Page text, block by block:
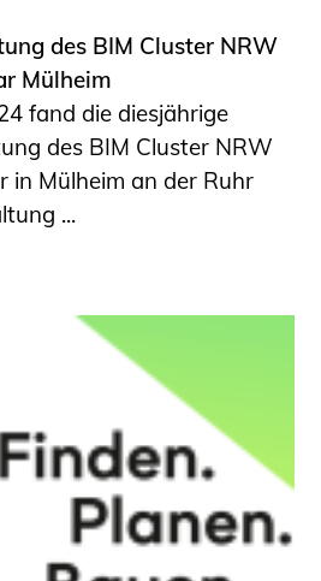
des BIM Cluster NRW
Mülheim
fand die diesjährige
des BIM Cluster NRW
in Mülheim an der Ruhr
...